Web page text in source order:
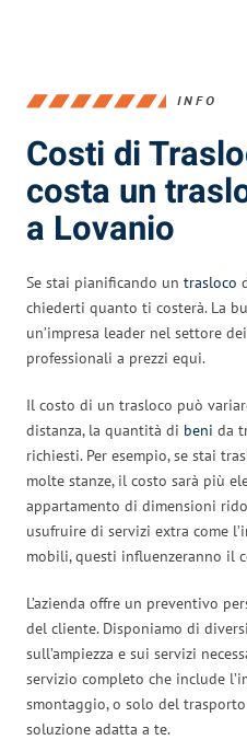
INFO
Costi di
costa un
a Lovanio
Se stai pianificando un trasloco
chiederti quanto ti costerà. La
un’impresa leader nel settore
professionali a prezzi equi.
Il costo di un trasloco può
distanza, la quantità di beni da
richiesti. Per esempio, se stai
molte stanze, il costo sarà più
appartamento di dimensioni
usufruire di servizi extra come
mobili, questi influenzeranno il
L’azienda offre un preventivo
del cliente. Disponiamo di
sull’ampiezza e sui servizi
servizio completo che include
smontaggio, o solo del
soluzione adatta a te.